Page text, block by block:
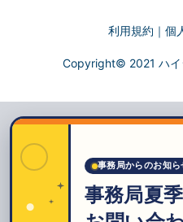
利用規約 ｜ 個
Copyright© 2021 ハイ
事務局からのお知ら
事務局夏